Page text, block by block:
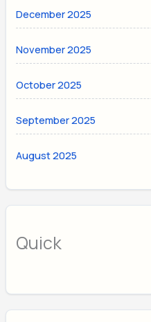
December 2025
November 2025
October 2025
September 2025
August 2025
Quick